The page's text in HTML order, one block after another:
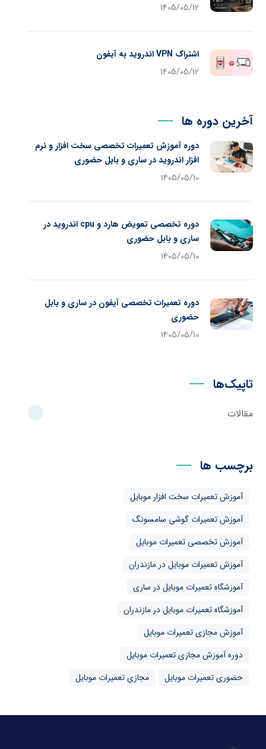
1405/05/12
اشتراک VPN اندروید به آیفون
1405/05/12
آخرین دوره ها
دوره آموزش تعمیرات تخصصی سخت افزار و نرم
افزار اندروید در ساری و بابل حضوری
1405/05/10
دوره تخصصی تعویض هارد و cpu اندروید در
ساری و بابل حضوری
1405/05/10
دوره تعمیرات تخصصی آیفون در ساری و بابل
حضوری
1405/05/10
تاپیک‌ها
مقالات
برچسب ها
آموزش تعمیرات سخت افزار موبایل
آموزش تعمیرات گوشی سامسونگ
آموزش تخصصی تعمیرات موبایل
آموزش تعمیرات موبایل در مازندران
آموزشگاه تعمیرات موبایل در ساری
آموزشگاه تعمیرات موبایل در مازندران
آموزش مجازی تعمیرات موبایل
دوره آموزش مجازی تعمیرات موبایل
حضوری تعمیرات موبایل
مجازی تعمیرات موبایل